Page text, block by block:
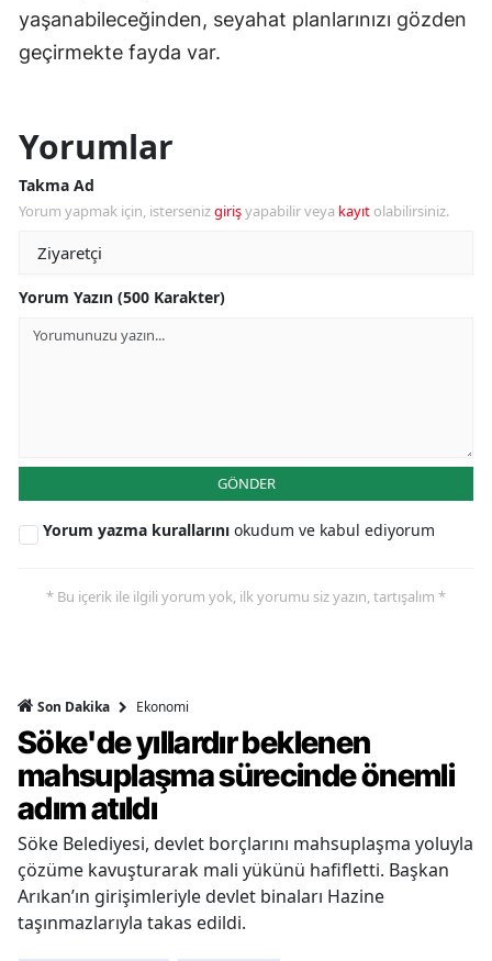
yaşanabileceğinden, seyahat planlarınızı gözden
geçirmekte fayda var.
Yorumlar
Takma Ad
Yorum yapmak için, istersenizgirişyapabilir veya kayıt olabilirsiniz.
Yorum Yazın (500 Karakter)
GÖNDER
Yorum yazma kurallarını okudum ve kabul ediyorum
* Bu içerik ile ilgili yorum yok, ilk yorumu siz yazın, tartışalım *
Son Dakika Ekonomi
Söke'de yıllardır beklenen
mahsuplaşma sürecinde önemli
adım atıldı
Söke Belediyesi, devlet borçlarını mahsuplaşma yoluyla
çözüme kavuşturarak mali yükünü hafifletti. Başkan
Arıkan’ın girişimleriyle devlet binaları Hazine
taşınmazlarıyla takas edildi.